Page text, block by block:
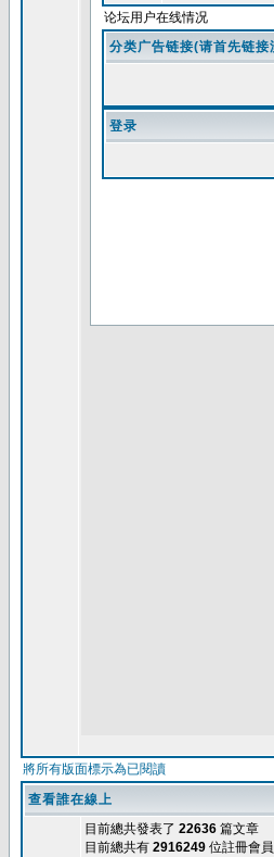
將所有版面標示為已閱讀
查看誰在線上
目前總共發表了 22636 篇文章
目前總共有 2916249 位註冊會員